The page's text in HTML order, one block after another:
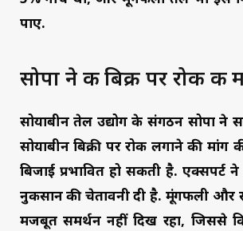
पाए.
सोपा ने की बिक्री पर रोक की
सोयाबीन तेल उद्योग के संगठन सोपा ने
सोयाबीन बिक्री पर रोक लगाने की मांग
बिजाई प्रभावित हो सकती है. एक्सपर्ट
नुकसान की चेतावनी दी है. मूंगफली और
मजबूत समर्थन नहीं दिख रहा, जिससे